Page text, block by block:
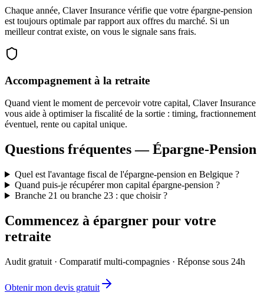
Chaque année, Claver Insurance vérifie que votre épargne-pension
est toujours optimale par rapport aux offres du marché. Si un
meilleur contrat existe, on vous le signale sans frais.
Accompagnement à la retraite
Quand vient le moment de percevoir votre capital, Claver Insurance
vous aide à optimiser la fiscalité de la sortie : timing, fractionnement
éventuel, rente ou capital unique.
Questions fréquentes — Épargne-Pension
Quel est l'avantage fiscal de l'épargne-pension en Belgique ?
Quand puis-je récupérer mon capital épargne-pension ?
Branche 21 ou branche 23 : que choisir ?
Commencez à épargner pour votre
retraite
Audit gratuit · Comparatif multi-compagnies · Réponse sous 24h
Obtenir mon devis gratuit